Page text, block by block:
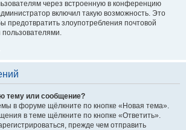
через встроенную в конференцию
включил такую возможность. Это
предотвратить злоупотребления почтовой
тему или сообщение?
в форуме щёлкните по кнопке «Новая тема».
в теме щёлкните по кнопке «Ответить».
прежде чем отправить